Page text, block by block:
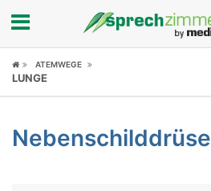
Fokus
Symptome
ATEMWEGE
LUNGE
Nebenschilddrüse